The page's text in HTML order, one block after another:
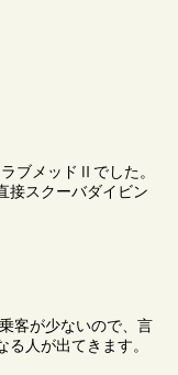
ブメッドⅡでした。
接スクーバダイビン
客が少ないので、言
人が出てきます。